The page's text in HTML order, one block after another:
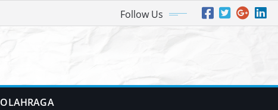
Follow Us
OLAHRAGA